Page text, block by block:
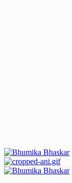
Primary